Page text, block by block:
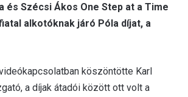
Szécsi Ákos One Step at a Time
alkotóknak járó Póla díjat, a
köszöntötte Karl
a díjak átadói között ott volt a